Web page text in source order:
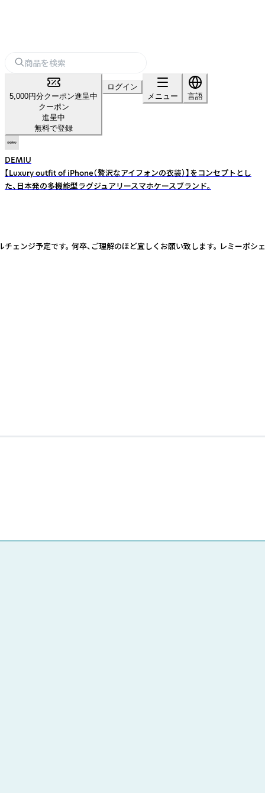
5,000円分クーポン進呈中
クーポン
進呈中
無料で登録
ログイン
メニュー
言語
DEMIU
【Luxury outfit of iPhone（贅沢なアイフォンの衣装）】をコンセプトとし
た、日本発の多機能型ラグジュアリースマホケースブランド。
予定です。 何卒、ご理解のほど宜しくお願い致します。 レミー